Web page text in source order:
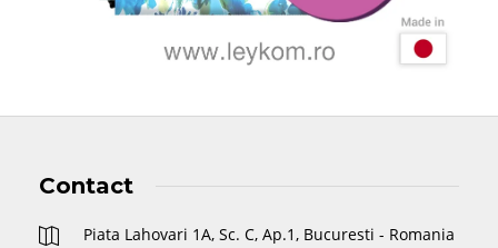
Contact
Piata Lahovari 1A, Sc. C, Ap.1, Bucuresti - Romania